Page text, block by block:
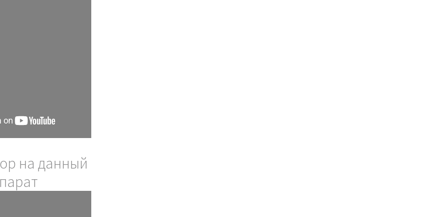
KIM 8 (5 в
на данный